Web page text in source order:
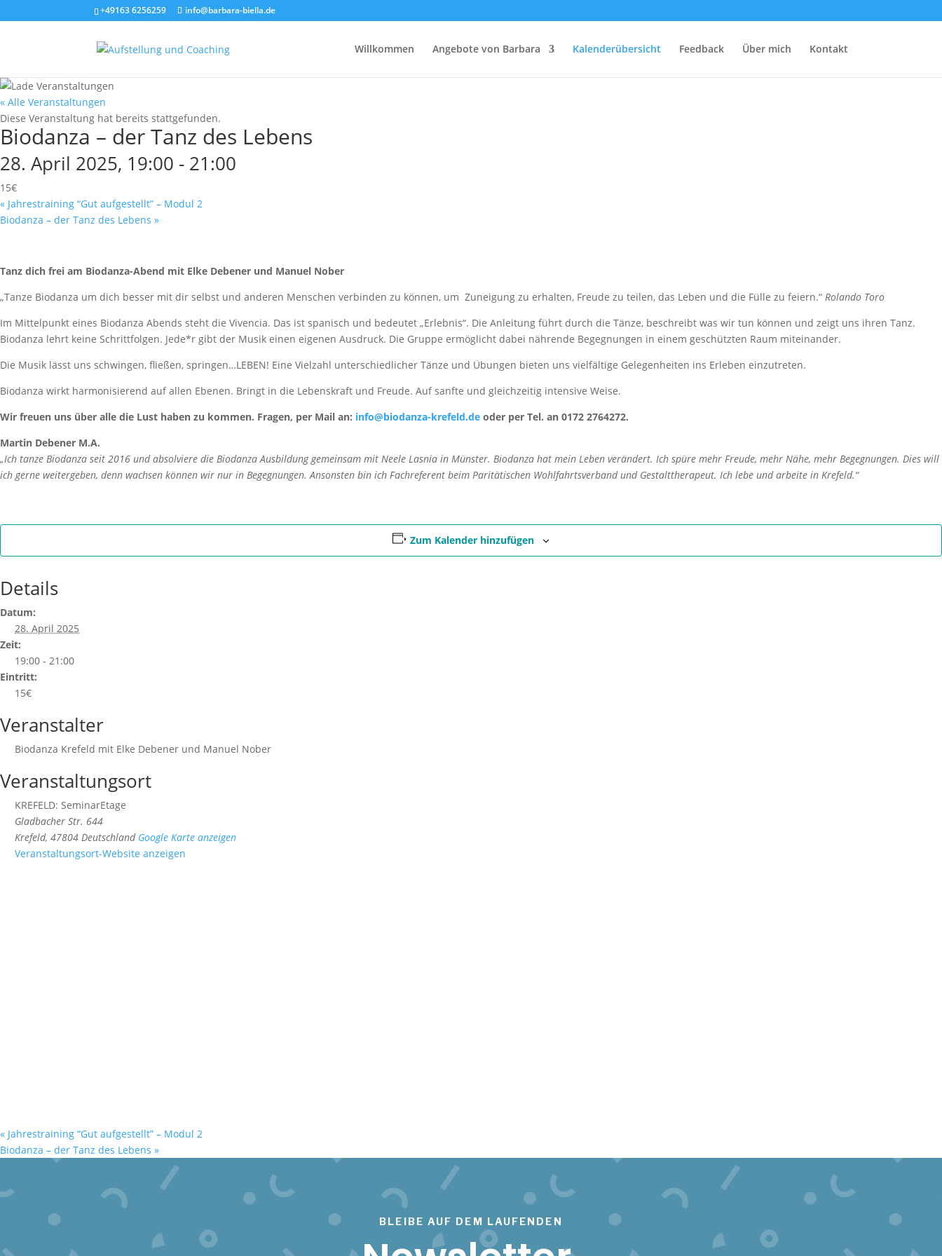
+49163 6256259 info@barbara-biella.de
Willkommen Angebote von Barbara Kalenderübersicht Feedback Über mich Kontakt
« Alle Veranstaltungen
Diese Veranstaltung hat bereits stattgefunden.
Biodanza – der Tanz des Lebens
28. April 2025, 19:00 - 21:00
15€
« Jahrestraining “Gut aufgestellt” – Modul 2
Biodanza – der Tanz des Lebens »
Tanz dich frei am Biodanza-Abend mit Elke Debener und Manuel Nober
„Tanze Biodanza um dich besser mit dir selbst und anderen Menschen verbinden zu können, um Zuneigung zu erhalten, Freude zu teilen, das Leben und die Fülle zu feiern.“ Rolando Toro
Im Mittelpunkt eines Biodanza Abends steht die Vivencia. Das ist spanisch und bedeutet „Erlebnis“. Die Anleitung führt durch die Tänze, beschreibt was wir tun können und zeigt uns ihren Tanz.
Biodanza lehrt keine Schrittfolgen. Jede*r gibt der Musik einen eigenen Ausdruck. Die Gruppe ermöglicht dabei nährende Begegnungen in einem geschützten Raum miteinander.
Die Musik lässt uns schwingen, fließen, springen…LEBEN! Eine Vielzahl unterschiedlicher Tänze und Übungen bieten uns vielfältige Gelegenheiten ins Erleben einzutreten.
Biodanza wirkt harmonisierend auf allen Ebenen. Bringt in die Lebenskraft und Freude. Auf sanfte und gleichzeitig intensive Weise.
Wir freuen uns über alle die Lust haben zu kommen. Fragen, per Mail an: info@biodanza-krefeld.de oder per Tel. an 0172 2764272.
Martin Debener M.A.
„Ich tanze Biodanza seit 2016 und absolviere die Biodanza Ausbildung gemeinsam mit Neele Lasnia in Münster. Biodanza hat mein Leben verändert. Ich spüre mehr Freude, mehr Nähe, mehr Begegnungen. Dies will
ich gerne weitergeben, denn wachsen können wir nur in Begegnungen. Ansonsten bin ich Fachreferent beim Paritätischen Wohlfahrtsverband und Gestalttherapeut. Ich lebe und arbeite in Krefeld.“
Zum Kalender hinzufügen
Details
Datum:
28. April 2025
Zeit:
19:00 - 21:00
Eintritt:
15€
Veranstalter
Biodanza Krefeld mit Elke Debener und Manuel Nober
Veranstaltungsort
KREFELD: SeminarEtage
Gladbacher Str. 644
Krefeld, 47804 Deutschland Google Karte anzeigen
Veranstaltungsort-Website anzeigen
« Jahrestraining “Gut aufgestellt” – Modul 2
Biodanza – der Tanz des Lebens »
BLEIBE AUF DEM LAUFENDEN